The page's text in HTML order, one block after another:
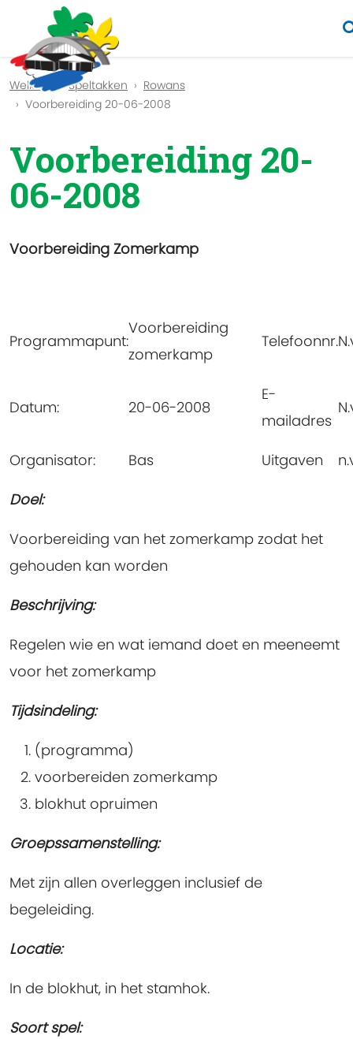
Previous
Welkom Speltakken
Rowans
Voorbereiding 20-06-2008
Voorbereiding 20-
06-2008
Voorbereiding Zomerkamp
Programmapunt:
Voorbereiding
zomerkamp
Telefoonnr.
Datum: 20-06-2008
E-
mailadres
Organisator: Bas Uitgaven
Doel:
Voorbereiding van het zomerkamp zodat het
gehouden kan worden
Beschrijving:
Regelen wie en wat iemand doet en meeneemt
voor het zomerkamp
Tijdsindeling:
(programma)
voorbereiden zomerkamp
blokhut opruimen
Groepssamenstelling:
Met zijn allen overleggen inclusief de
begeleiding.
Locatie:
In de blokhut, in het stamhok.
Soort spel: